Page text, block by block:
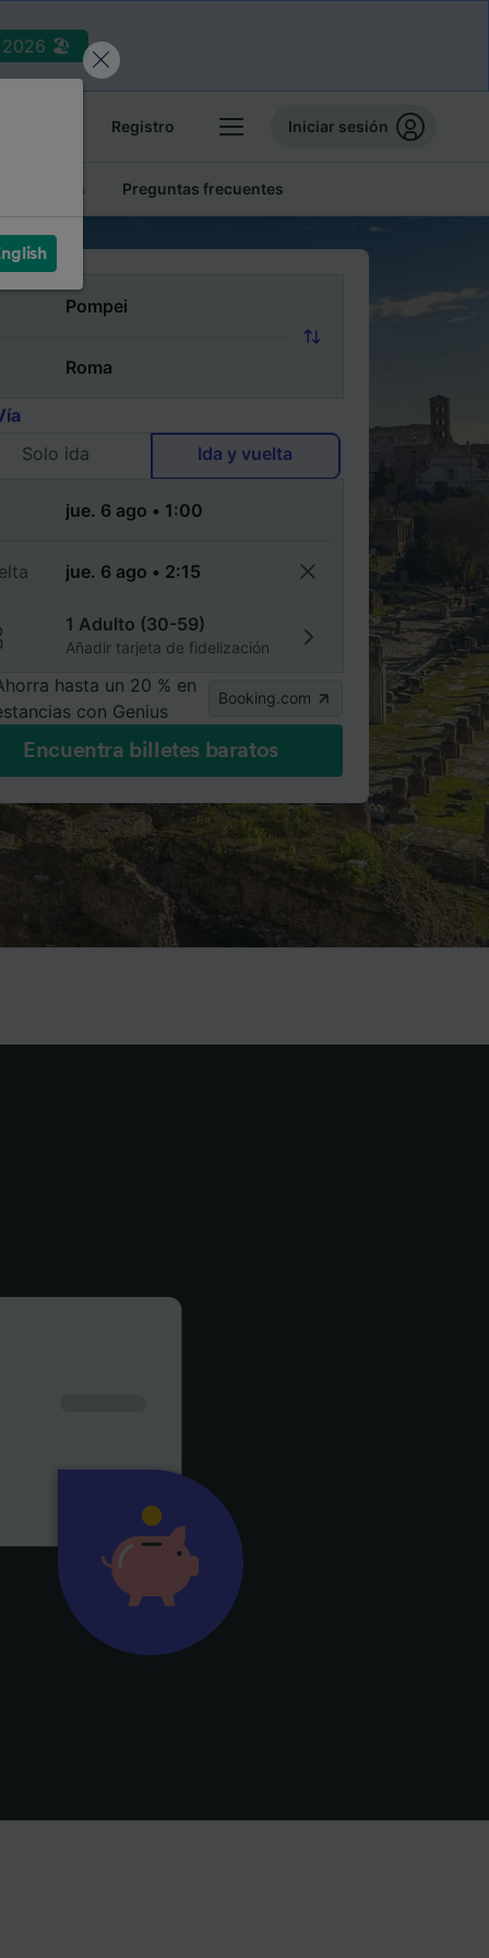
2026 🏖️
Registro Iniciar sesión
baratos Preguntas frecuentes
Solo ida
Ida y vuelta
1 Adulto (30-59)
Añadir tarjeta de fidelización
hasta un 20 % en
con Genius
Booking.com
Encuentra billetes baratos